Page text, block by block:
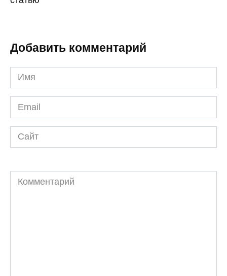
Добавить комментарий
Имя
*
Email
*
Сайт
Комментарий